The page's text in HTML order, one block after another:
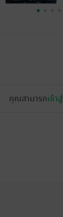
คุณสามารถเข้า